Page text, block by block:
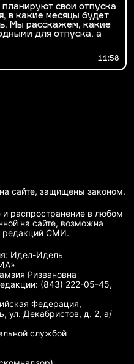
свои отпуска
в какие месяцы будет
Мы расскажем, какие
для отпуска, а
11:58
сайте, защищены законом.
и распространение в любом
на сайте, возможна
редакций СМИ.
Идел-Идель
Ризвановна
(843) 222-05-45,
Федерация,
ул. Декабристов, д. 2, а/
службой